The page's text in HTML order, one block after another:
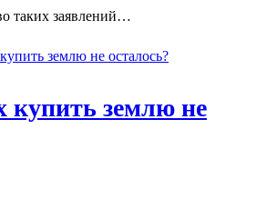
таких заявлений…
землю не